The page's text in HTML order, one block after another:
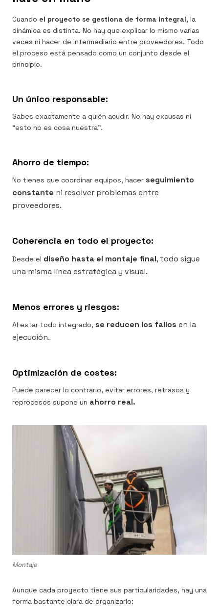
Cuando el proyecto se gestiona de forma integral, la
dinámica es distinta. No hay que explicar lo mismo varias
veces ni hacer de intermediario entre proveedores. Todo
el proceso está pensado como un conjunto desde el
principio.
Un único responsable:
Sabes exactamente a quién acudir. No hay excusas ni
“esto no es cosa nuestra”.
Ahorro de tiempo:
No tienes que coordinar equipos, hacer seguimiento
constante ni resolver problemas entre
proveedores.
Coherencia en todo el proyecto:
Desde el diseño hasta el montaje final, todo sigue
una misma línea estratégica y visual.
Menos errores y riesgos:
Al estar todo integrado, se reducen los fallos en la
ejecución.
Optimización de costes:
Puede parecer lo contrario, evitar errores, retrasos y
reprocesos supone un ahorro real.
Montaje
Aunque cada proyecto tiene sus particularidades, hay una
forma bastante clara de organizarlo: